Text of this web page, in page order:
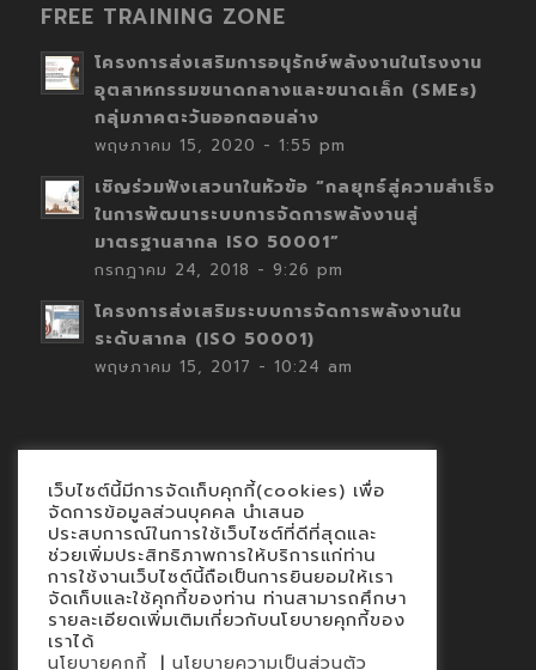
FREE TRAINING ZONE
โครงการส่งเสริมการอนุรักษ์พลังงานในโรงงาน
อุตสาหกรรมขนาดกลางและขนาดเล็ก (SMEs)
กลุ่มภาคตะวันออกตอนล่าง
พฤษภาคม 15, 2020 - 1:55 pm
เชิญร่วมฟังเสวนาในหัวข้อ “กลยุทธ์สู่ความสำเร็จ
ในการพัฒนาระบบการจัดการพลังงานสู่
มาตรฐานสากล ISO 50001”
กรกฎาคม 24, 2018 - 9:26 pm
โครงการส่งเสริมระบบการจัดการพลังงานใน
ระดับสากล (ISO 50001)
พฤษภาคม 15, 2017 - 10:24 am
Contact
นโยบายคุกกี้
นโยบายข้อมูลส่วนบุคคล
เว็บไซต์นี้มีการจัดเก็บคุกกี้(cookies) เพื่อ
จัดการข้อมูลส่วนบุคคล นำเสนอ
ประสบการณ์ในการใช้เว็บไซต์ที่ดีที่สุดและ
ช่วยเพิ่มประสิทธิภาพการให้บริการแก่ท่าน
การใช้งานเว็บไซต์นี้ถือเป็นการยินยอมให้เรา
จัดเก็บและใช้คุกกี้ของท่าน ท่านสามารถศึกษา
รายละเอียดเพิ่มเติมเกี่ยวกับนโยบายคุกกี้ของ
เราได้
นโยบายคุกกี้ | นโยบายความเป็นส่วนตัว